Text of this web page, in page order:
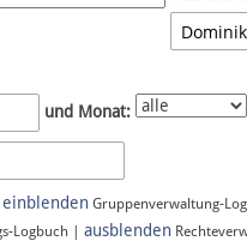
und Monat:
einblenden Gruppenverwaltung-
Logbuch | ausblenden